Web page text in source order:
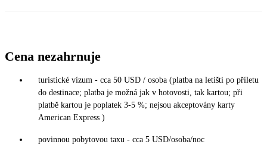
Cena nezahrnuje
turistické vízum - cca 50 USD / osoba (platba na letišti po příletu
do destinace; platba je možná jak v hotovosti, tak kartou; při
platbě kartou je poplatek 3-5 %; nejsou akceptovány karty
American Express )
povinnou pobytovou taxu - cca 5 USD/osoba/noc